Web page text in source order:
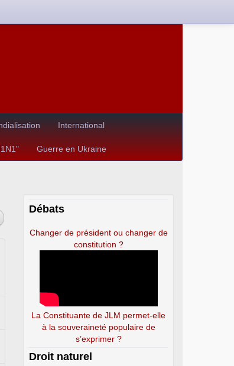
International
Guerre en Ukraine
Débats
Changer de président ou changer de
constitution ?
La Constituante de JLM permet-elle
à la souveraineté populaire de
s’exprimer ?
Droit naturel